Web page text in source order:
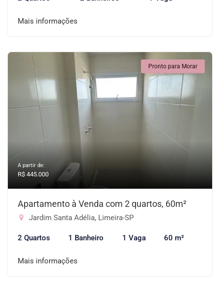
Mais informações
Pronto para Morar
A partir de:
R$ 445.000
Apartamento à Venda com 2 quartos, 60m²
Jardim Santa Adélia, Limeira-SP
2 Quartos 1 Banheiro 1 Vaga 60 m²
Mais informações